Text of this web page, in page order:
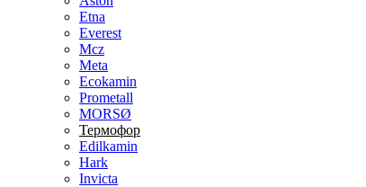
Etna
Everest
Mcz
Meta
Ecokamin
Prometall
MORSØ
Термофор
Edilkamin
Hark
Invicta